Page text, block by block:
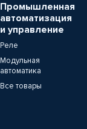
Промышленная
автоматизация
и управление
Реле
Модульная
автоматика
Все товары